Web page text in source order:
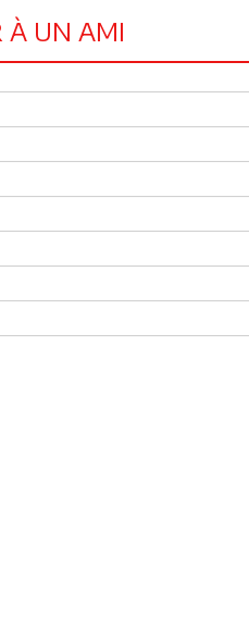
À UN AMI